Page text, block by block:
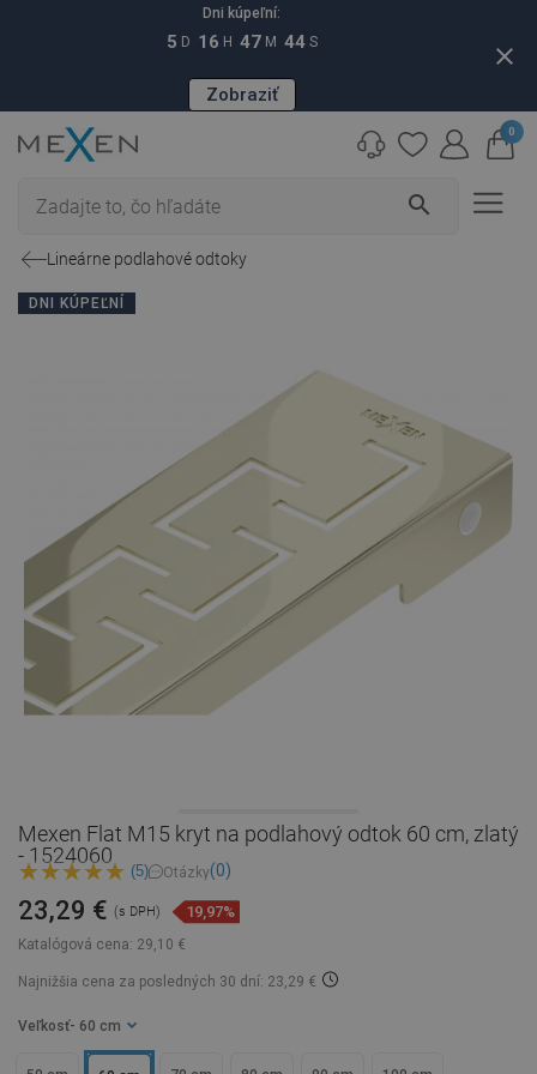
Dni kúpeľní:
5 D 16 H 47 M 43 S
Zobraziť
close
search
0
Lineárne podlahové odtoky
DNI KÚPEĽNÍ
Mexen Flat M15 kryt na podlahový odtok 60 cm, zlatý
- 1524060
(5) Otázky(0)
Katalógová cena: 29,10 €
23,29 € (s DPH) 19,97%
Najnižšia cena za posledných 30 dní: 23,29 €
Veľkosť - 60 cm